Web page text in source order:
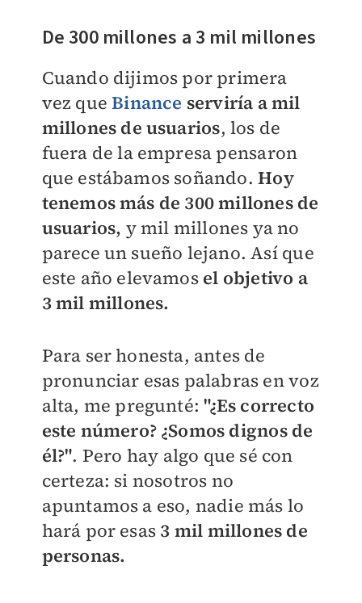
De 300 millones a 3 mil millones
Cuando dijimos por primera
vez queBinance serviría a mil
millones de usuarios, los de
fuera de la empresa pensaron
que estábamos soñando.Hoy
tenemos más de 300 millones de
usuarios, y mil millones ya no
parece un sueño lejano. Así que
este año elevamosel objetivo a
3 mil millones.
Para ser honesta, antes de
pronunciar esas palabras en voz
alta, me pregunté:"¿Es correcto
este número? ¿Somos dignos de
él?". Pero hay algo que sé con
certeza: si nosotros no
apuntamos a eso, nadie más lo
hará por esas 3 mil millones de
personas.